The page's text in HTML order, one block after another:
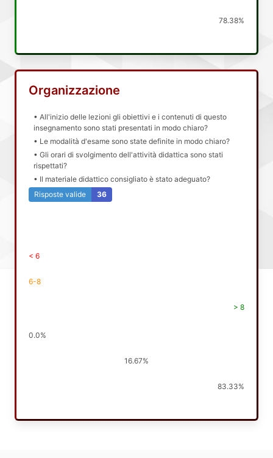
78.38%
Organizzazione
• All'inizio delle lezioni gli obiettivi e i contenuti di questo
insegnamento sono stati presentati in modo chiaro?
• Le modalità d'esame sono state definite in modo chiaro?
• Gli orari di svolgimento dell'attività didattica sono stati
rispettati?
• Il materiale didattico consigliato è stato adeguato?
Risposte valide
36
< 6
6-8
> 8
0.0%
16.67%
83.33%